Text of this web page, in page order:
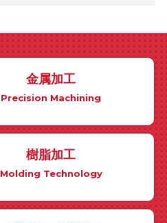
金属加工
Precision Machining
樹脂加工
Molding Technology